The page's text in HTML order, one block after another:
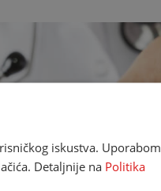
iskustva. Uporabom
Detaljnije na Politika